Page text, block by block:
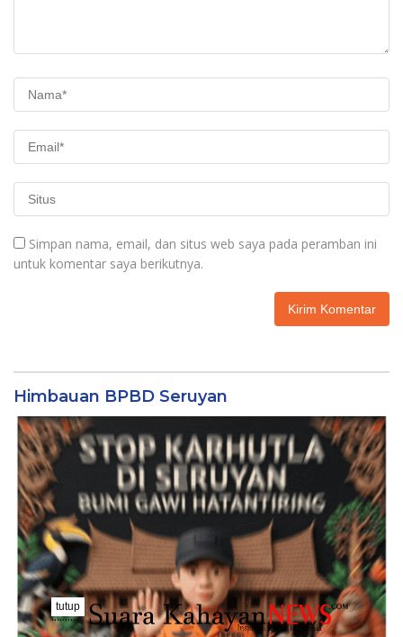
Simpan nama, email, dan situs web saya pada peramban ini
untuk komentar saya berikutnya.
Himbauan BPBD Seruyan
tutup
..........